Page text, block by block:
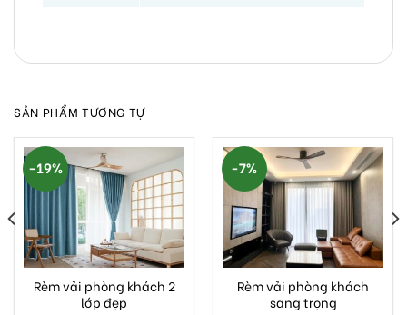
SẢN PHẨM TƯƠNG TỰ
-19%
Rèm vải phòng khách 2
lớp đẹp
-7%
Rèm vải phòng khách
sang trọng